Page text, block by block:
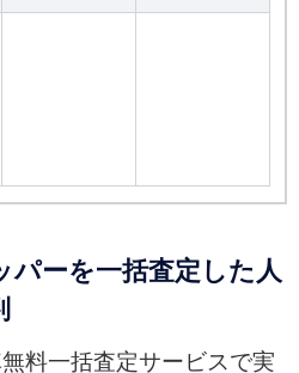
パーを一括査定した人
料一括査定サービスで実